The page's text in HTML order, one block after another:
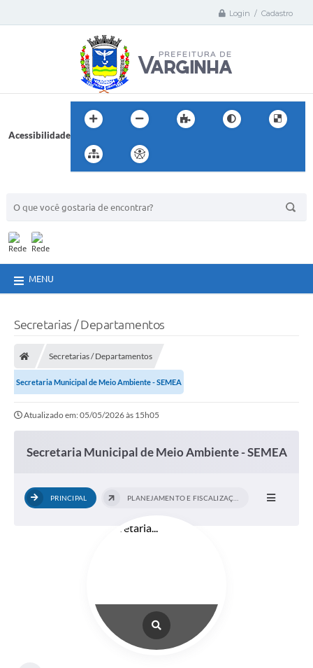
Login / Cadastro
Acessibilidade
MENU
Secretarias / Departamentos
Secretarias / Departamentos
Secretaria Municipal de Meio Ambiente - SEMEA
Atualizado em: 05/05/2026 às 15h05
Secretaria Municipal de Meio Ambiente - SEMEA
PRINCIPAL